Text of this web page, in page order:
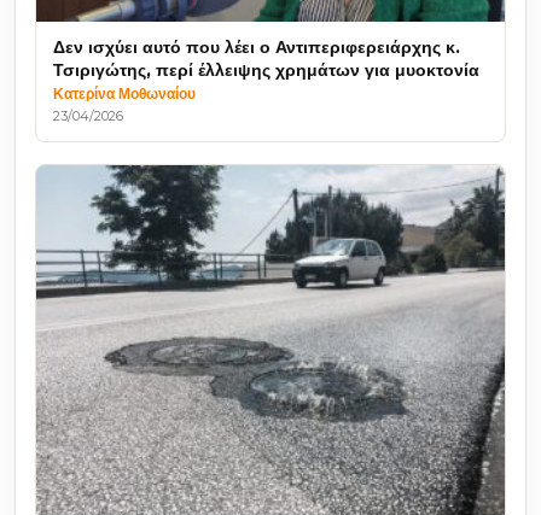
Δεν ισχύει αυτό που λέει ο Αντιπεριφερειάρχης κ.
Τσιριγώτης, περί έλλειψης χρημάτων για μυοκτονία
Κατερίνα Μοθωναίου
23/04/2026